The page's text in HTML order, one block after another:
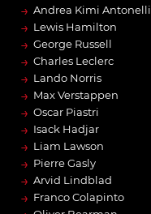
→ Andrea Kimi Antonelli
→ Lewis Hamilton
→ George Russell
→ Charles Leclerc
→ Lando Norris
→ Max Verstappen
→ Oscar Piastri
→ Isack Hadjar
→ Liam Lawson
→ Pierre Gasly
→ Arvid Lindblad
→ Franco Colapinto